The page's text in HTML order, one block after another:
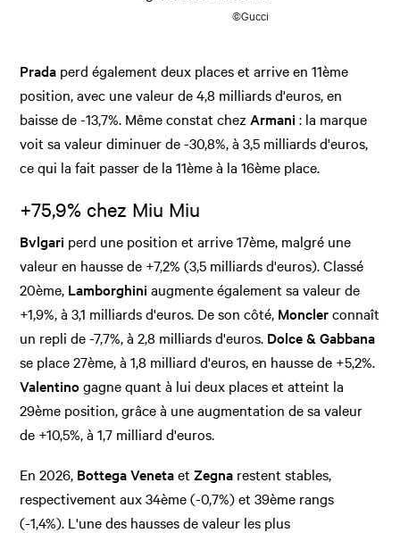
©Gucci
Prada perd également deux places et arrive en 11ème
position, avec une valeur de 4,8 milliards d'euros, en
baisse de -13,7%. Même constat chez Armani : la marque
voit sa valeur diminuer de -30,8%, à 3,5 milliards d'euros,
ce qui la fait passer de la 11ème à la 16ème place.
+75,9% chez Miu Miu
Bvlgari perd une position et arrive 17ème, malgré une
valeur en hausse de +7,2% (3,5 milliards d'euros). Classé
20ème, Lamborghini augmente également sa valeur de
+1,9%, à 3,1 milliards d'euros. De son côté, Monclerconnaît
un repli de -7,7%, à 2,8 milliards d'euros. Dolce & Gabbana
se place 27ème, à 1,8 milliard d'euros, en hausse de +5,2%.
Valentinogagne quant à lui deux places et atteint la
29ème position, grâce à une augmentation de sa valeur
de +10,5%, à 1,7 milliard d'euros.
En 2026, Bottega VenetaetZegna restent stables,
respectivement aux 34ème (-0,7%) et 39ème rangs
(-1,4%). L'une des hausses de valeur les plus